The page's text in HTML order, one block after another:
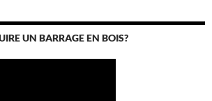
UN BARRAGE EN BOIS?